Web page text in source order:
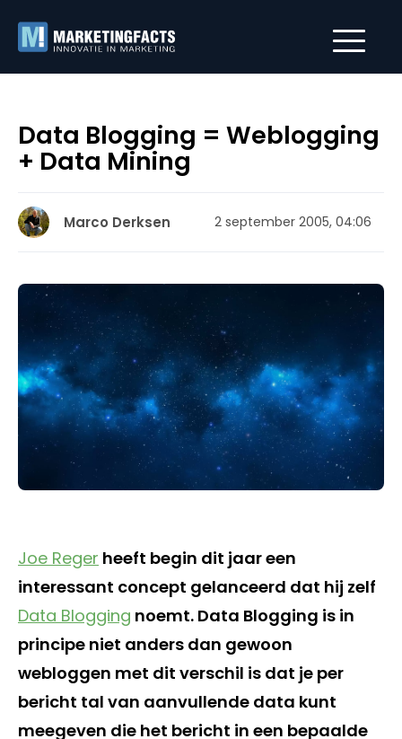
Data Blogging = Weblogging
+ Data Mining
Marco Derksen 2 september 2005, 04:06
Joe Reger heeft begin dit jaar een
interessant concept gelanceerd dat hij zelf
Data Blogging noemt. Data Blogging is in
principe niet anders dan gewoon
webloggen met dit verschil is dat je per
bericht tal van aanvullende data kunt
meegeven die het bericht in een bepaalde